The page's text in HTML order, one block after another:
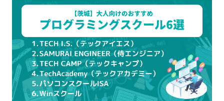
説明会などに参加して講師から話を聞く
口コミや体験談などリアルな声を参考にす
る
通える時間や料金を決める
プログラミングスクールを比較するときの5つのポ
イント